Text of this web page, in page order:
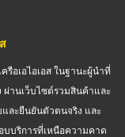
อเอไอเอส ในฐานะผู้นำที่
านเว็บไซต์รวมสินค้าและ
และยืนยันตัวตนจริง และ
บบริการที่เหนือความคาด